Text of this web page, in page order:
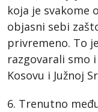
koja je svakome
objasni sebi
privremeno. To
razgovarali smo
Kosovu i Južnoj
6. Trenutno